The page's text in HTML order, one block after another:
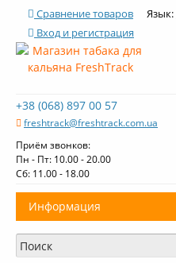
Сравнение товаров Язык:
Вход и регистрация
+38 (068) 897 00 57
freshtrack@freshtrack.com.ua
Приём звонков:
Пн - Пт: 10.00 - 20.00
Cб: 11.00 - 18.00
Информация
О нас